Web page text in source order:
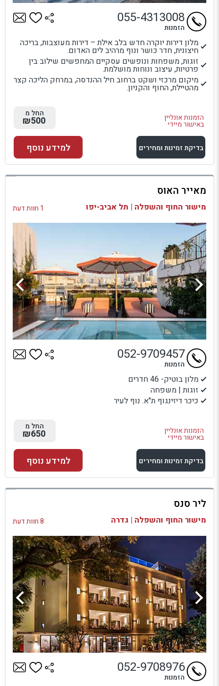
מלון דירות יוקרה חדש בלב אילת – דירות מעוצבות, בריכה
חיצונית, חדר כושר ונוף מרהיב לים האדום.
זוגות, משפחות ונופשים עסקיים המחפשים שילוב בין
פרטיות, עיצוב ונוחות מושלמת.
מיקום מרכזי ושקט ברחוב חיל ההנדסה, במרחק הליכה קצר
מהטיילת, החוף והקניון.
הזמנות אונליין
באישור מיידי
055-4313008
הזמנות
החל מ
₪500
בדיקת זמינות ומחירים
למתחם זה
בדיקת זמינות ומחירים
למידע נוסף
מאייר האוס
מישור החוף והשפלה | תל אביב-יפו 1 חוות דעת
מלון בוטיק- 46 חדרים
זוגות | משפחה
כיכר דיזינגוף ת"א. נוף לעיר
הזמנות אונליין
באישור מיידי
052-9709457
הזמנות
החל מ
₪650
בדיקת זמינות ומחירים
למתחם זה
בדיקת זמינות ומחירים
למידע נוסף
ליר סנס
מישור החוף והשפלה | גדרה 8 חוות דעת
052-9708976
הזמנות